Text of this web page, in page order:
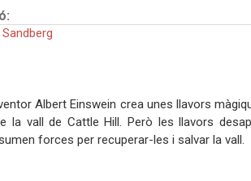
Albert Einswein crea unes llavors
la vall de Cattle Hill. Però les llavors
forces per recuperar-les i salvar la vall.